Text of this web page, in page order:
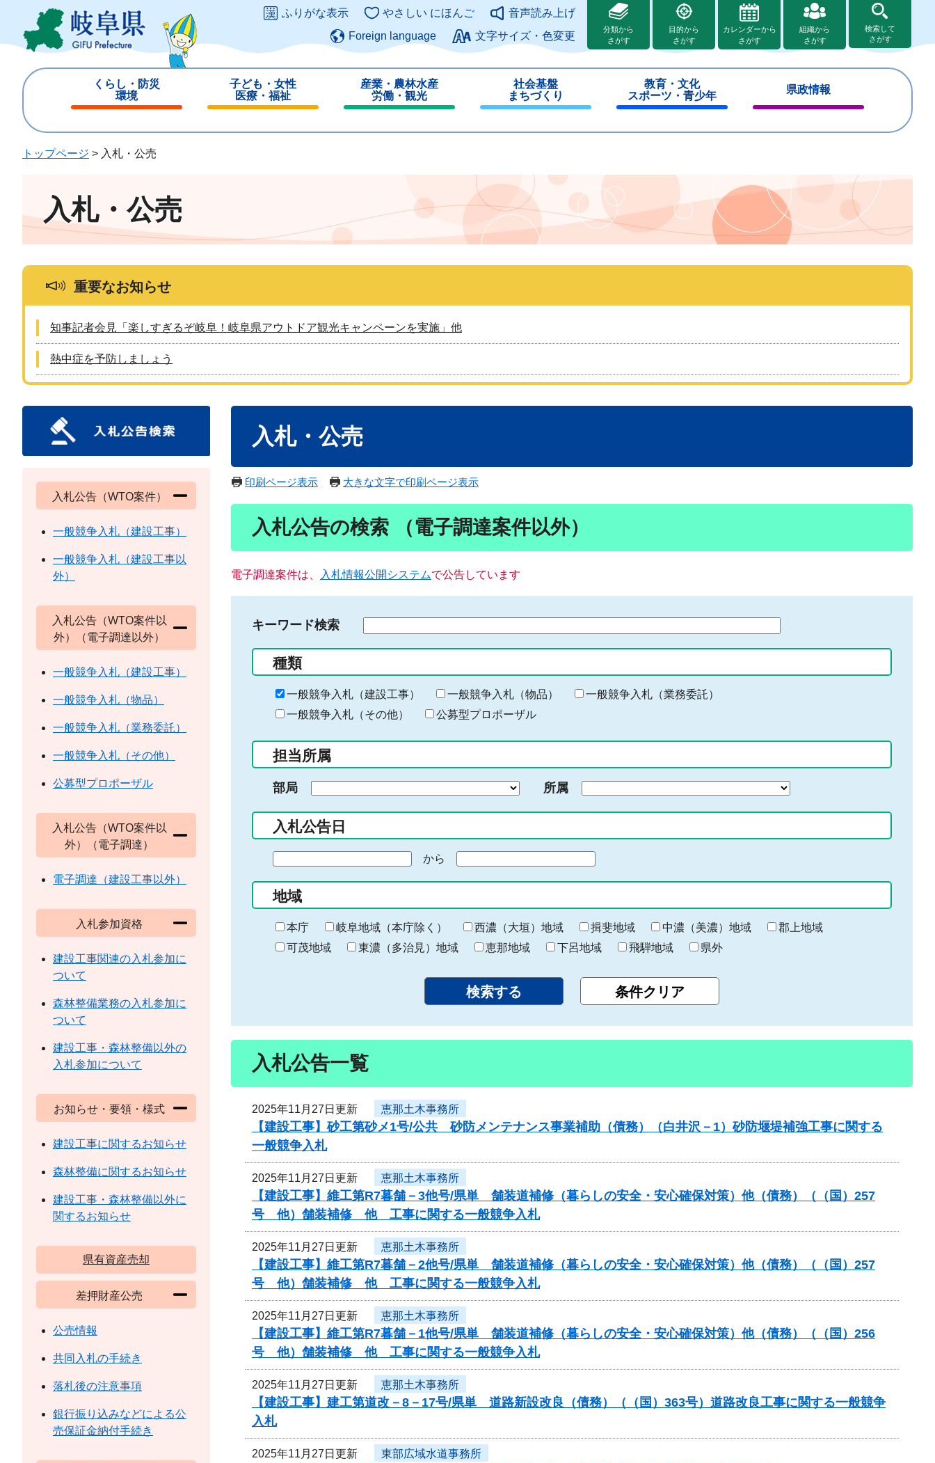
ジ
ュ
このページの本文へ
ふりがな表示 やさしい にほんご
音声読み上げ
Foreign language
文字サイズ・色変更
分類から
さがす
目的から
さがす
カレンダーから
さがす
組織から
さがす
検索して
さがす
くらし・防災
環境
じ
子ども・女性
医療・福祉
じ
産業・農林水産
労働・観光
じ
社会基盤
まちづくり
じ
教育・文化
スポーツ・青少年
じ
県政情報
じ
トップページ > 入札・公売
入札・公売
重要なお知らせ
知事記者会見「楽しすぎるぞ岐阜！岐阜県アウトドア観光キャンペーンを実施」他
熱中症を予防しましょう
入札・公売
印刷ページ表示 大きな文字で印刷ページ表示
入札公告の検索 （電子調達案件以外）
電子調達案件は、 入札情報公開システムで公告しています
キーワード検索
る
キ
ー
ー
入
力
種類
一般競争入札（建設工事） 一般競争入札（物品）
一般競争入札（業務委託）
一般競争入札（その他）
公募型プロポーザル
担当所属
部局 所属
入札公告日
の
始
ま
り
から
終
わ
り
地域
本庁 岐阜地域（本庁除く） 西濃（大垣）地域 揖斐地域 中濃（美濃）地域
郡上地域
可茂地域
東濃（多治見）地域 恵那地域 下呂地域 飛騨地域 県外
入札公告一覧
2025年11月27日更新 恵那土木事務所
【建設工事】砂工第砂メ1号/公共 砂防メンテナンス事業補助（債務）（白井沢－1）砂防堰堤補強工事に関する
一般競争入札
2025年11月27日更新 恵那土木事務所
【建設工事】維工第R7暮舗－3他号/県単 舗装道補修（暮らしの安全・安心確保対策）他（債務）（（国）257
号 他）舗装補修 他 工事に関する一般競争入札
2025年11月27日更新 恵那土木事務所
【建設工事】維工第R7暮舗－2他号/県単 舗装道補修（暮らしの安全・安心確保対策）他（債務）（（国）257
号 他）舗装補修 他 工事に関する一般競争入札
2025年11月27日更新 恵那土木事務所
【建設工事】維工第R7暮舗－1他号/県単 舗装道補修（暮らしの安全・安心確保対策）他（債務）（（国）256
号 他）舗装補修 他 工事に関する一般競争入札
2025年11月27日更新 恵那土木事務所
【建設工事】建工第道改－8－17号/県単 道路新設改良（債務）（（国）363号）道路改良工事に関する一般競争
入札
2025年11月27日更新 東部広域水道事務所
入札公告（WTO案件）
一般競争入札（建設工事）
一般競争入札（建設工事以
外）
入札公告（WTO案件以
外）（電子調達以外）
一般競争入札（建設工事）
一般競争入札（物品）
一般競争入札（業務委託）
一般競争入札（その他）
公募型プロポーザル
入札公告（WTO案件以
外）（電子調達）
電子調達（建設工事以外）
入札参加資格
建設工事関連の入札参加に
ついて
森林整備業務の入札参加に
ついて
建設工事・森林整備以外の
入札参加について
お知らせ・要領・様式
建設工事に関するお知らせ
森林整備に関するお知らせ
建設工事・森林整備以外に
関するお知らせ
県有資産売却
差押財産公売
公売情報
共同入札の手続き
落札後の注意事項
銀行振り込みなどによる公
売保証金納付手続き